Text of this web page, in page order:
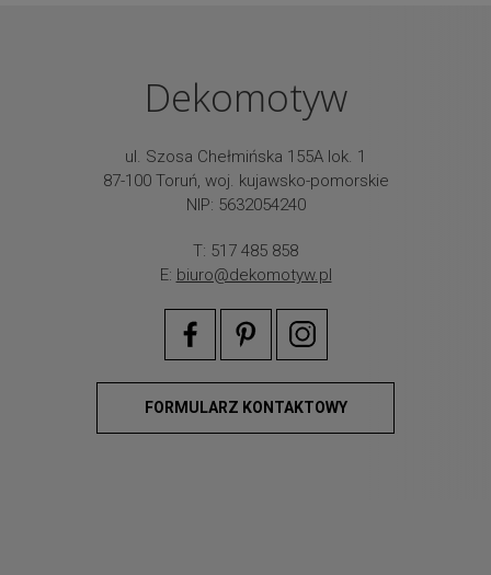
Dekomotyw
ul. Szosa Chełmińska 155A lok. 1
87-100 Toruń, woj. kujawsko-pomorskie
NIP: 5632054240
T: 517 485 858
E: biuro@dekomotyw.pl
FORMULARZ KONTAKTOWY